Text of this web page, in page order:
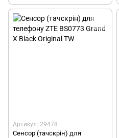
Артикул: 29478
Сенсор (тачскрін) для